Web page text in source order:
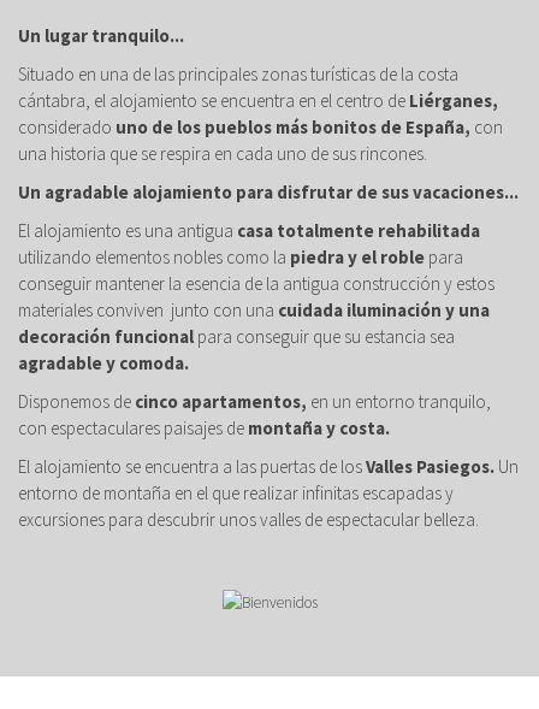
Un lugar tranquilo...
Situado en una de las principales zonas turísticas de la costa
cántabra, el alojamiento se encuentra en el centro de Liérganes,
considerado uno de los pueblos más bonitos de España, con
una historia que se respira en cada uno de sus rincones.
Un agradable alojamiento para disfrutar de sus vacaciones...
El alojamiento es una antigua casa totalmente rehabilitada
utilizando elementos nobles como la piedra y el roble para
conseguir mantener la esencia de la antigua construcción y estos
materiales conviven junto con una cuidada iluminación y una
decoración funcional para conseguir que su estancia sea
agradable y comoda.
Disponemos de cinco apartamentos, en un entorno tranquilo,
con espectaculares paisajes de montaña y costa.
El alojamiento se encuentra a las puertas de losValles Pasiegos. Un
entorno de montaña en el que realizar infinitas escapadas y
excursiones para descubrir unos valles de espectacular belleza.